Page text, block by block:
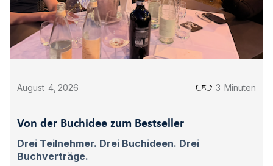
August 4 2026 3 Minuten
Von der Buchidee zum Bestseller
Drei Teilnehmer. Drei Buchideen. Drei
Buchverträge.